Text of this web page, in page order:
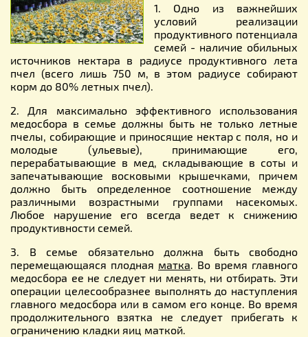
1. Одно из важнейших
условий реализации
продуктивного потенциала
семей - наличие обильных
источников нектара в радиусе продуктивного лета
пчел (всего лишь 750 м, в этом радиусе собирают
корм до 80% летных пчел).
2. Для максимально эффективного использования
медосбора в семье должны быть не только летные
пчелы, собирающие и приносящие нектар с поля, но и
молодые (ульевые), принимающие его,
перерабатывающие в мед, складывающие в соты и
запечатывающие восковыми крышечками, причем
должно быть определенное соотношение между
различными возрастными группами насекомых.
Любое нарушение его всегда ведет к снижению
продуктивности семей.
3. В семье обязательно должна быть свободно
перемещающаяся плодная матка. Во время главного
медосбора ее не следует ни менять, ни отбирать. Эти
операции целесообразнее выполнять до наступления
главного медосбора или в самом его конце. Во время
продолжительного взятка не следует прибегать к
ограничению кладки яиц маткой.